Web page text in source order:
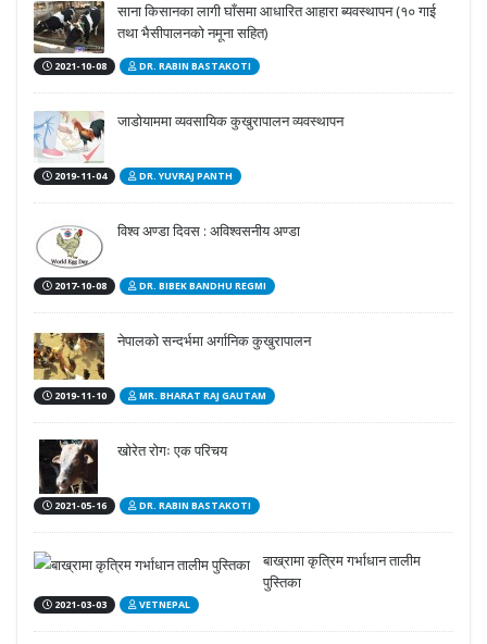
साना किसानका लागी घाँसमा आधारित आहारा ब्यवस्थापन (१० गाई
तथा भैसीपालनको नमूना सहित)
2021-10-08 DR. RABIN BASTAKOTI
जाडोयाममा व्यवसायिक कुखुरापालन व्यवस्थापन
2019-11-04 DR. YUVRAJ PANTH
विश्व अण्डा दिवस : अविश्वसनीय अण्डा
2017-10-08 DR. BIBEK BANDHU REGMI
नेपालको सन्दर्भमा अर्गानिक कुखुरापालन
2019-11-10 MR. BHARAT RAJ GAUTAM
खोरेत रोगः एक परिचय
2021-05-16 DR. RABIN BASTAKOTI
बाख्रामा कृत्रिम गर्भाधान तालीम
पुस्तिका
2021-03-03 VETNEPAL